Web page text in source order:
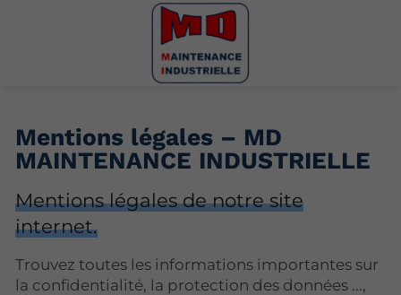
Mentions légales – MD
MAINTENANCE INDUSTRIELLE
Mentions légales de notre site
internet.
Trouvez toutes les informations importantes sur
la confidentialité, la protection des données ...,